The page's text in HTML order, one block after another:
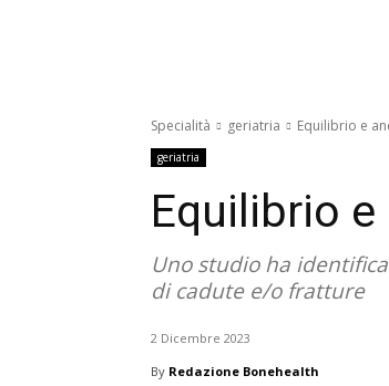
Specialità geriatria Equilibrio e
geriatria
Equilibrio
Uno studio ha
di cadute e/o fratture
2 Dicembre 2023
By Redazione Bonehealth